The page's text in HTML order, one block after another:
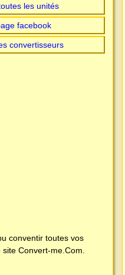
les unités
facebook
convertisseurs
conventir toutes vos
site Convert-me.Com